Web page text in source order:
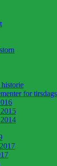
historie
for